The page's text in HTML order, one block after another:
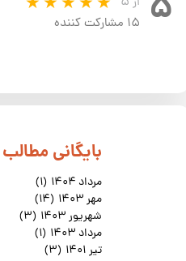
۵
۱۵ مشارکت کننده
مرداد ۱۴۰۴
(۱)
مهر ۱۴۰۳
(۱۴)
شهریور ۱۴۰۳
(۳)
مرداد ۱۴۰۳
(۱)
تیر ۱۴۰۱
(۳)
​بایگانی مطالب